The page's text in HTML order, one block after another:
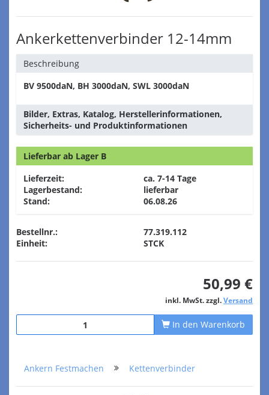
Ankerkettenverbinder 12-14mm
Beschreibung
BV 9500daN, BH 3000daN, SWL 3000daN
Bilder, Extras, Katalog, Herstellerinformationen,
Sicherheits- und Produktinformationen
Lieferbar ab Lager B
Lieferzeit:
ca. 7-14 Tage
Lagerbestand:
lieferbar
Stand:
06.08.26
Bestellnr.:
77.319.112
Einheit:
STCK
50,99 €
inkl. MwSt. zzgl.Versand
In den Warenkorb
Ankern Festmachen Kettenverbinder